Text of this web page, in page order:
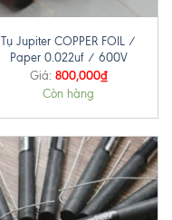
Tụ Jupiter COPPER FOIL /
Paper 0.022uf / 600V
Giá: 800,000₫
Còn hàng